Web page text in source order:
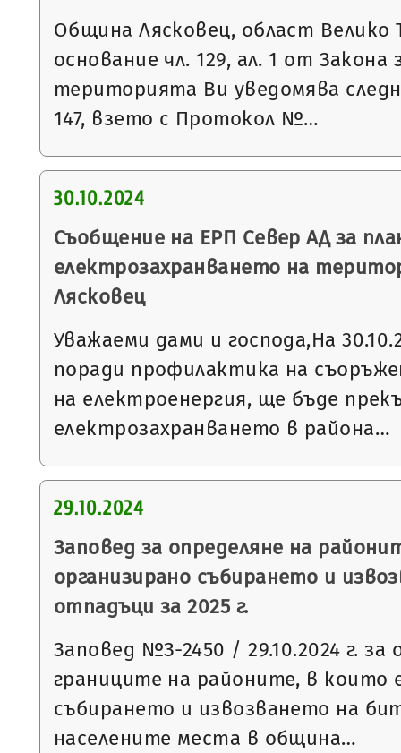
Община Лясковец, област Велико
основание чл. 129, ал. 1 от
територията Ви уведомява
147, взето с Протокол №…
30.10.2024
Съобщение на ЕРП Север АД за
електрозахранването на
Лясковец
Уважаеми дами и господа,На
поради профилактика на
на електроенергия, ще бъде
електрозахранването в района…
29.10.2024
Заповед за определяне на
организирано събирането и
отпадъци за 2025 г.
Заповед №З-2450 / 29.10.2024 г. за
границите на районите, в които
събирането и извозването на
населените места в община…